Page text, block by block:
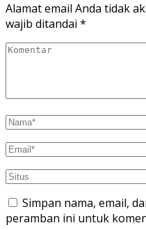
Alamat email Anda tidak
wajib ditandai *
Simpan nama, email,
peramban ini untuk